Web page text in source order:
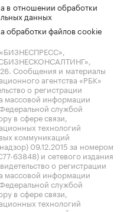
в отношении обработки
данных
обработки файлов cookie
. Сообщения и материалы
агентства «РБК»
о регистрации
массовой информации
службой
в сфере связи,
технологий
коммуникаций
09.12.2015 за номером
63848) и сетевого издания
о регистрации
массовой информации
службой
в сфере связи,
технологий